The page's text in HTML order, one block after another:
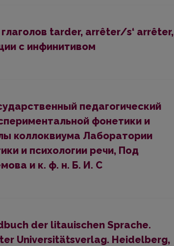
tarder, arrêter/s‘ arrêter,
с инфинитивом
педагогический
фонетики и
коллоквиума Лаборатории
и психологии речи, Под
и к. ф. н. Б. И. С
der litauischen Sprache.
Universitätsverlag. Heidelberg,